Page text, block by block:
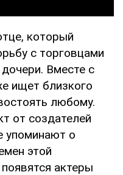
который
с торговцами
Вместе с
ищет близкого
любому.
от создателей
упоминают о
этой
актеры